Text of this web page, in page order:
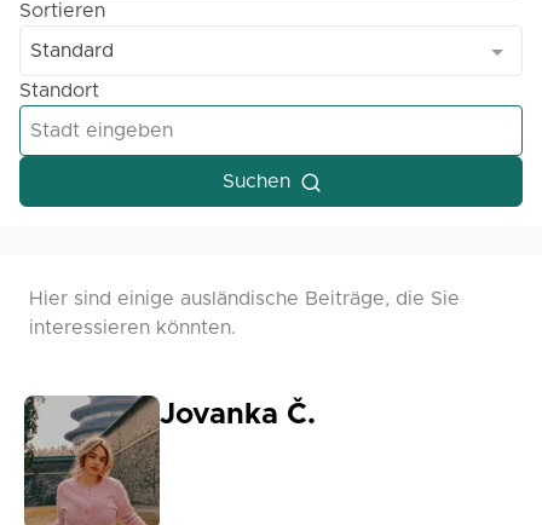
Sortieren
Standard
Standort
Suchen
Hier sind einige ausländische Beiträge, die Sie
interessieren könnten.
Jovanka Č.